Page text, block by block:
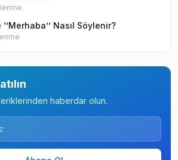
Nasıl Söylenir?
haberdar olun.